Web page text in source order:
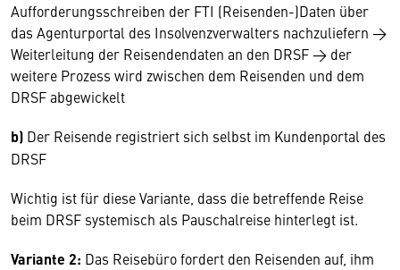
Aufforderungsschreiben der FTI (Reisenden-)Daten über
das Agenturportal des Insolvenzverwalters nachzuliefern →
Weiterleitung der Reisendendaten an den DRSF → der
weitere Prozess wird zwischen dem Reisenden und dem
DRSF abgewickelt
b) Der Reisende registriert sich selbst im Kundenportal des
DRSF
Wichtig ist für diese Variante, dass die betreffende Reise
beim DRSF systemisch als Pauschalreise hinterlegt ist.
Variante 2: Das Reisebüro fordert den Reisenden auf, ihm